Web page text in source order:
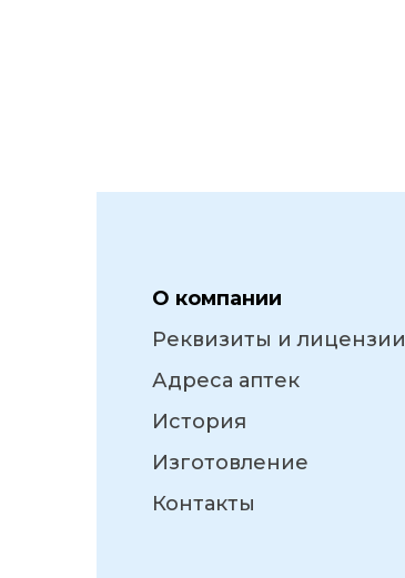
О компании
Реквизиты и лицензии
Адреса аптек
История
Изготовление
Контакты